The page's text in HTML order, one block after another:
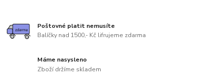
Poštovné platit nemusíte
Balíčky nad 1500,- Kč lifrujeme zdarma
Máme nasysleno
Zboží držíme skladem